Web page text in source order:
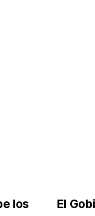
El
los